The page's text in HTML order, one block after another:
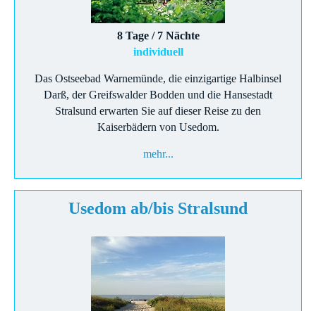
8 Tage / 7 Nächte
individuell
Das Ostseebad Warnemünde, die einzigartige Halbinsel
Darß, der Greifswalder Bodden und die Hansestadt
Stralsund erwarten Sie auf dieser Reise zu den
Kaiserbädern von Usedom.
mehr...
Usedom ab/bis Stralsund